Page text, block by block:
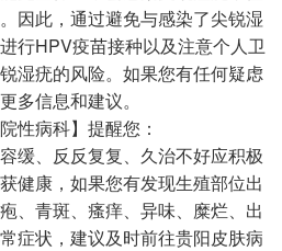
因此，通过避免与感染了尖锐湿
行HPV疫苗接种以及注意个人卫
湿疣的风险。如果您有任何疑虑
多信息和建议。
性病科】提醒您：
缓、反反复复、久治不好应积极
健康，如果您有发现生殖部位出
、青斑、瘙痒、异味、糜烂、出
症状，建议及时前往贵阳皮肤病